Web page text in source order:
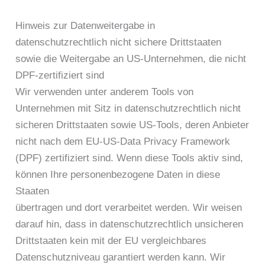
Hinweis zur Datenweitergabe in
datenschutzrechtlich nicht sichere Drittstaaten
sowie die Weitergabe an US-Unternehmen, die nicht
DPF-zertifiziert sind
Wir verwenden unter anderem Tools von
Unternehmen mit Sitz in datenschutzrechtlich nicht
sicheren Drittstaaten sowie US-Tools, deren Anbieter
nicht nach dem EU-US-Data Privacy Framework
(DPF) zertifiziert sind. Wenn diese Tools aktiv sind,
können Ihre personenbezogene Daten in diese
Staaten
übertragen und dort verarbeitet werden. Wir weisen
darauf hin, dass in datenschutzrechtlich unsicheren
Drittstaaten kein mit der EU vergleichbares
Datenschutzniveau garantiert werden kann. Wir